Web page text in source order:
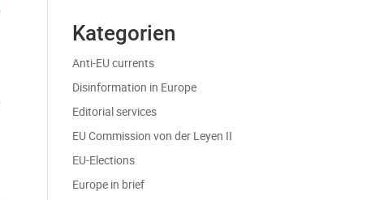
Kategorien
Anti-EU currents
Disinformation in Europe
Editorial services
EU Commission von der Leyen II
EU-Elections
Europe in brief